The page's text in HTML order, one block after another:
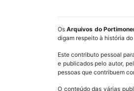
OsArquivos do
digam respeito à história
Este contributo pessoal
e publicados pelo autor,
pessoas que contribuem
O conteúdo das várias